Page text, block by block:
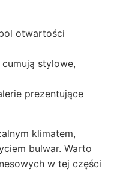
otwartości
stylowe,
prezentujące
klimatem,
bulwar. Warto
w tej części